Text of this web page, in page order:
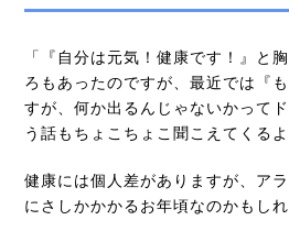
「『自分は元気！健康です！』と
ろもあったのですが、最近では『
すが、何か出るんじゃないかって
う話もちょこちょこ聞こえてくる
健康には個人差がありますが、ア
にさしかかかるお年頃なのかもしれ